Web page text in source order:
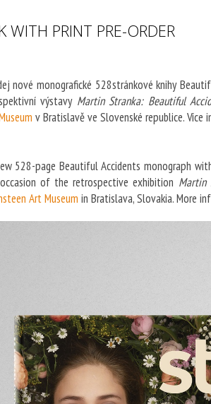
WITH PRINT PRE-ORDER
nové monografické 528stránkové knihy
výstavy Martin Stranka: Beautiful
v Bratislavě ve Slovenské republice. Více
528-page Beautiful Accidents monograph
of the retrospective exhibition Martin
Art Museum in Bratislava, Slovakia. More